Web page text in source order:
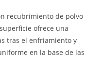
recubrimiento de polvo
ofrece una
tras el enfriamiento y
en la base de las